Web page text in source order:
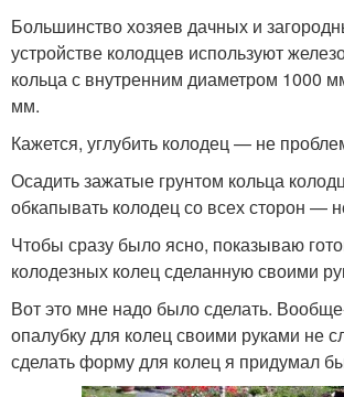
Большинство хозяев дачных и
устройстве колодцев используют
кольца с внутренним диаметром 1000
мм.
Кажется, углубить колодец — не
Осадить зажатые грунтом кольца
обкапывать колодец со всех сторон —
Чтобы сразу было ясно, показываю
колодезных колец сделанную своими
Вот это мне надо было сделать.
опалубку для колец своими руками не
сделать форму для колец я придумал